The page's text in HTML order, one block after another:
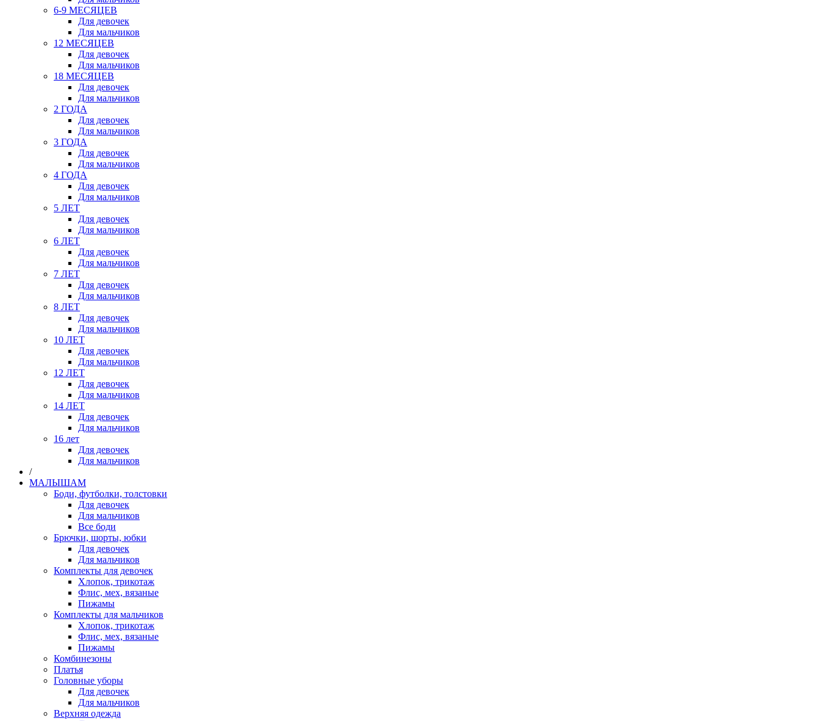
6-9 МЕСЯЦЕВ
Для девочек
Для мальчиков
12 МЕСЯЦЕВ
Для девочек
Для мальчиков
18 МЕСЯЦЕВ
Для девочек
Для мальчиков
2 ГОДА
Для девочек
Для мальчиков
3 ГОДА
Для девочек
Для мальчиков
4 ГОДА
Для девочек
Для мальчиков
5 ЛЕТ
Для девочек
Для мальчиков
6 ЛЕТ
Для девочек
Для мальчиков
7 ЛЕТ
Для девочек
Для мальчиков
8 ЛЕТ
Для девочек
Для мальчиков
10 ЛЕТ
Для девочек
Для мальчиков
12 ЛЕТ
Для девочек
Для мальчиков
14 ЛЕТ
Для девочек
Для мальчиков
16 лет
Для девочек
Для мальчиков
/
МАЛЫШАМ
Боди, футболки, толстовки
Для девочек
Для мальчиков
Все боди
Брючки, шорты, юбки
Для девочек
Для мальчиков
Комплекты для девочек
Хлопок, трикотаж
Флис, мех, вязаные
Пижамы
Комплекты для мальчиков
Хлопок, трикотаж
Флис, мех, вязаные
Пижамы
Комбинезоны
Платья
Головные уборы
Для девочек
Для мальчиков
Верхняя одежда